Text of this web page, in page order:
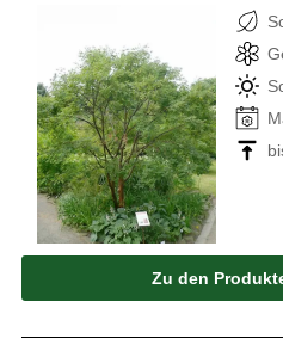
Zu den